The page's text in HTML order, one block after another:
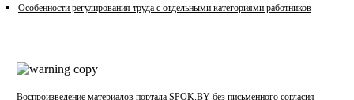
Особенности регулирования труда с отдельными категориями работников
Воспроизведение материалов портала SPOK.BY без письменного согласия